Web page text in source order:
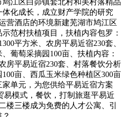
化成长，成立财产学院的研究
营酒店的环境新建芜湖市鸠江区
范村扶植项目，扶植内容包罗：
平方米、农房平易近宿230套、
葡萄采摘园100亩、扶植内容：
房平易近宿230套、村落餐饮分析
亩、西瓜玉米绿色种植区300亩
单元，为您供给平易近宿方案
易模式，餐饮，打制旅逛平易近
楼三楼成为免费的人才公寓、引